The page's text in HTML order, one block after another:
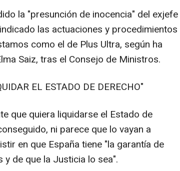
la "presunción de inocencia" del exjefe
las actuaciones y procedimientos
como el de Plus Ultra, según ha
Saiz, tras el Consejo de Ministros.
EL ESTADO DE DERECHO"
que quiera liquidarse el Estado de
ni parece que lo vayan a
en que España tiene "la garantía de
de que la Justicia lo sea".